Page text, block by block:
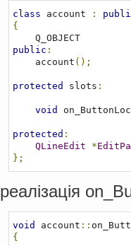
class account :
{
    Q_OBJECT
public :
    account
();
protected slots :
void
protected :
QLineEdit
*
};
реалізація
void account ::
{